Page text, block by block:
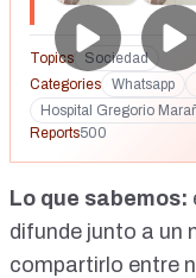
Topics Sociedad
Categories
Whatsapp
Hospital Gregorio
Reports500
Lo que sabemos:
difunde junto a un
compartirlo entre